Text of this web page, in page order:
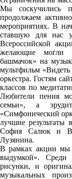
Мы соскучились
продолжаем
мероприятиях. В
ставшую для нас
Всероссийской
желающие могли
башмачок» на
мультфильм
оркестра. Гостям
классов по
Любители пения
семьи», а
«Симфонический
лучшие результаты
София Салюк и
Лузянина.
В рамках акции мы
выдумкой». Среди
рисунки, и
музыкальных